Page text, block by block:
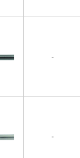
-
-